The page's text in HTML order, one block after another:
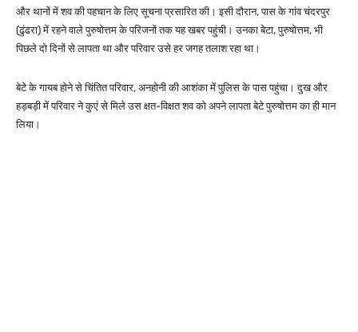
और थानों में शव की पहचान के लिए सूचना प्रसारित की। इसी दौरान, पास के गांव चंदरपुर
(ढुंढरा) में रहने वाले पुरुषोत्तम के परिजनों तक यह खबर पहुंची। उनका बेटा, पुरुषोत्तम, भी
पिछले दो दिनों से लापता था और परिवार उसे हर जगह तलाश रहा था।
बेटे के गायब होने से चिंतित परिवार, अनहोनी की आशंका में पुलिस के पास पहुंचा। दुख और
हड़बड़ी में परिवार ने कुएं से मिले उस क्षत-विक्षत शव को अपने लापता बेटे पुरुषोत्तम का ही मान
लिया।